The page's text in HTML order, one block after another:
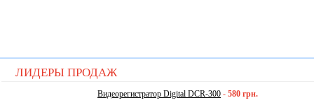
ЛИДЕРЫ ПРОДАЖ
Видеорегистратор Digital DCR-300 - 580 грн.